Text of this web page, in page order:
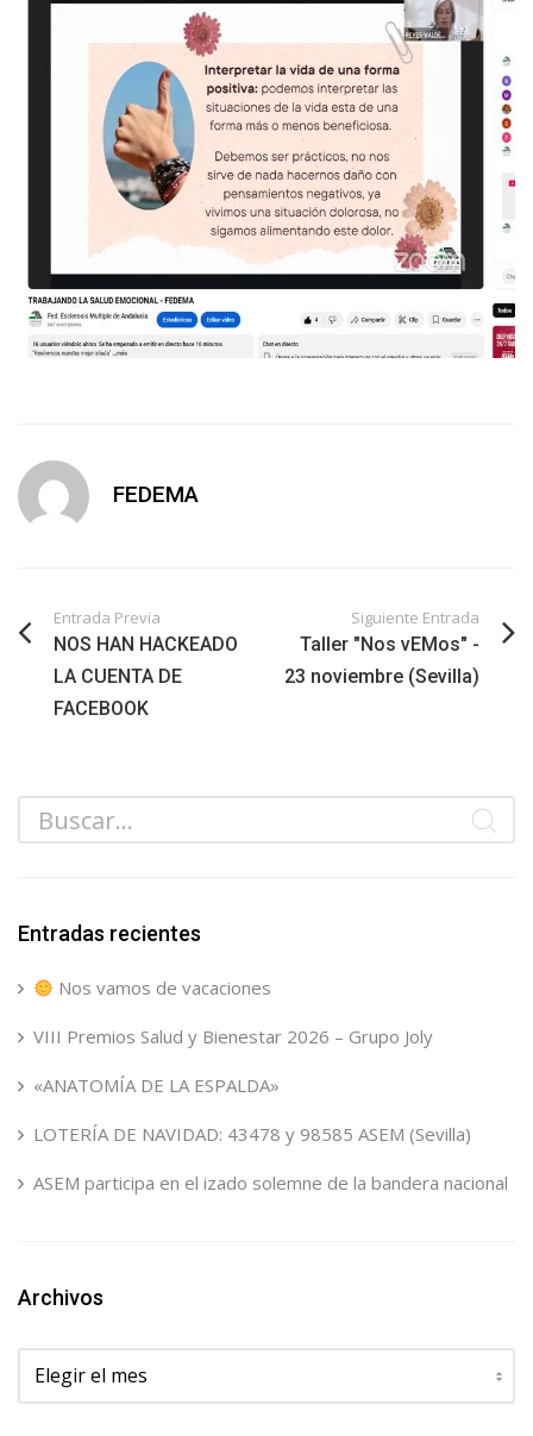
FEDEMA
Entrada Previa
NOS HAN HACKEADO
LA CUENTA DE
FACEBOOK
Siguiente Entrada
Taller "Nos vEMos" -
23 noviembre (Sevilla)
Entradas recientes
Nos vamos de vacaciones
VIII Premios Salud y Bienestar 2026 – Grupo Joly
«ANATOMÍA DE LA ESPALDA»
LOTERÍA DE NAVIDAD: 43478 y 98585 ASEM (Sevilla)
ASEM participa en el izado solemne de la bandera nacional
Archivos
Archivos